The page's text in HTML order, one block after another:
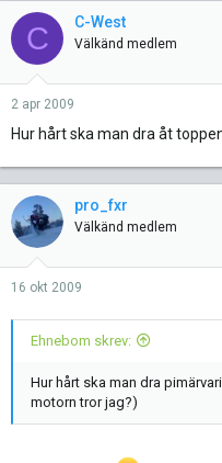
C C-West
Välkänd medlem
2 apr 2009
Hur hårt ska man dra åt
pro_fxr
Välkänd medlem
16 okt 2009
Ehnebom skrev:
Hur hårt ska man dra
motorn tror jag?)